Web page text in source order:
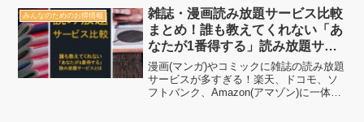
ただ、LINE Payを既に始めて利用してい
る人は上手く...
みんなのためのお得情報
雑誌・漫画読み放題サービス比較
まとめ！誰も教えてくれない「あ
なたが1番得する」読み放題サー
ビスとは
漫画(マンガ)やコミックに雑誌の読み放題
サービスが多すぎる！楽天、ドコモ、ソ
フトバンク、Amazon(アマゾン)に一体何